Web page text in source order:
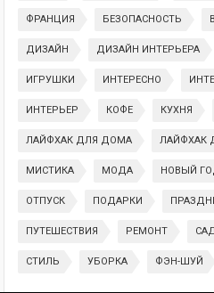
ФРАНЦИЯ БЕЗОПАСНОСТЬ
ДИЗАЙН ДИЗАЙН ИНТЕРЬЕРА
ИГРУШКИ ИНТЕРЕСНО
ИНТЕРЬЕР КОФЕ КУХНЯ
ЛАЙФХАК ДЛЯ ДОМА ЛАЙФХАК
МИСТИКА МОДА НОВЫЙ
ОТПУСК ПОДАРКИ
ПУТЕШЕСТВИЯ РЕМОНТ
СТИЛЬ УБОРКА ФЭН-ШУЙ